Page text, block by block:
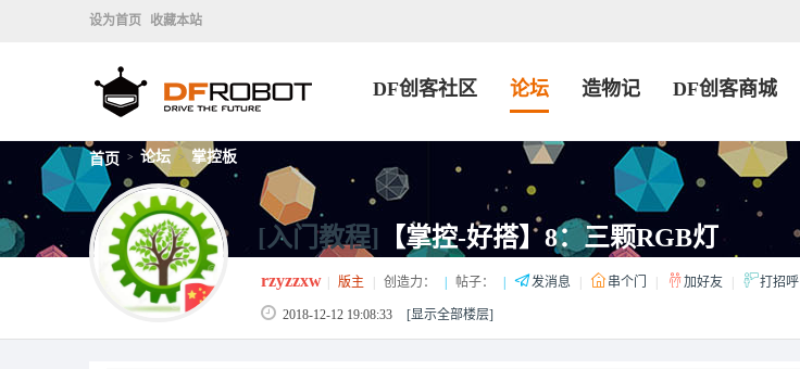
设为首页 收藏本站
DF创客社区 论坛 造物记 DF创客商城
首页 > 论坛 > 掌控板
[入门教程] 【掌控-好搭】8：三颗RGB灯
rzyzzxw 版主 创造力： 帖子： 发消息 串个门 加好友 打招呼
2018-12-12 19:08:33 [显示全部楼层]